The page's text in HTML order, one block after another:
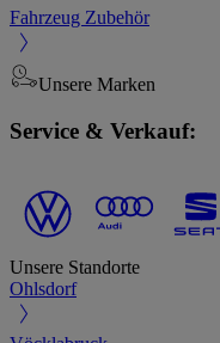
Fahrzeug Zubehör
Unsere Marken
Service & Verkauf:
Unsere Standorte
Ohlsdorf